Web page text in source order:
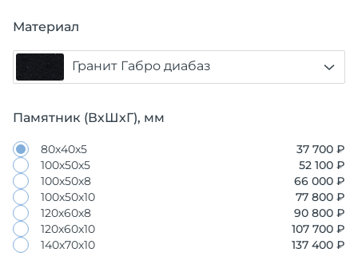
Материал
Гранит Габро диабаз
Памятник (ВхШхГ), мм
80х40х5
37 700 ₽
100х50х5
52 100 ₽
100х50х8
66 000 ₽
100х50х10
77 800 ₽
120х60х8
90 800 ₽
120х60х10
107 700 ₽
140х70х10
137 400 ₽